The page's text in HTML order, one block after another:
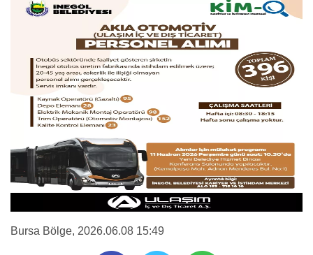
Bursa Bölge, 2026.06.08 15:49